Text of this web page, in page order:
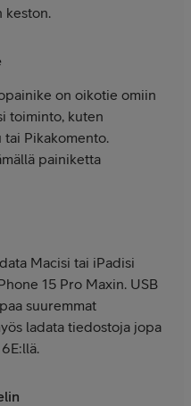
keston.
on oikotie omiin
toiminto, kuten
tai Pikakomento.
painiketta
Macisi tai iPadisi
15 Pro Maxin. USB
suuremmat
ladata tiedostoja jopa